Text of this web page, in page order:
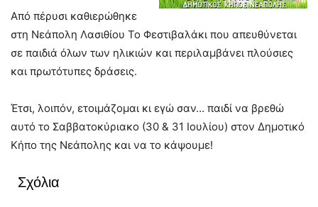
Από πέρυσι καθιερώθηκε
στη Νεάπολη Λασιθίου Το Φεστιβαλάκι που απευθύνεται
σε παιδιά όλων των ηλικιών και περιλαμβάνει πλούσιες
και πρωτότυπες δράσεις.
Έτσι, λοιπόν, ετοιμάζομαι κι εγώ σαν… παιδί να βρεθώ
αυτό το Σαββατοκύριακο (30 & 31 Ιουλίου) στον Δημοτικό
Κήπο της Νεάπολης και να το κάψουμε!
Σχόλια